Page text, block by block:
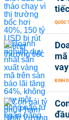
tiếc
QUỐC
KINH